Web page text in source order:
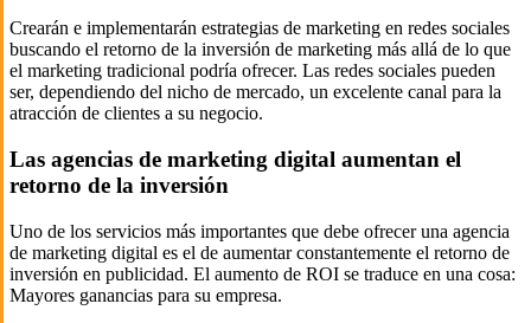
Crearán e implementarán estrategias de marketing en redes sociales
buscando el retorno de la inversión de marketing más allá de lo que
el marketing tradicional podría ofrecer. Las redes sociales pueden
ser, dependiendo del nicho de mercado, un excelente canal para la
atracción de clientes a su negocio.
Las agencias de marketing digital aumentan el
retorno de la inversión
Uno de los servicios más importantes que debe ofrecer una agencia
de marketing digital es el de aumentar constantemente el retorno de
inversión en publicidad. El aumento de ROI se traduce en una cosa:
Mayores ganancias para su empresa.